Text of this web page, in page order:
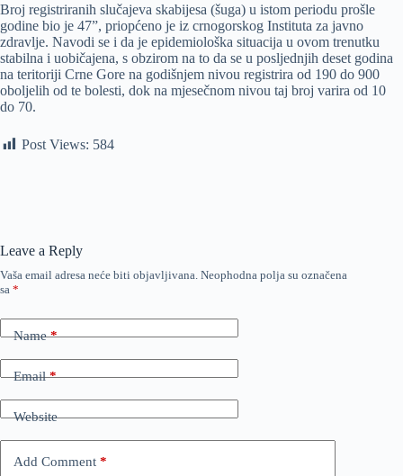
Broj registriranih slučajeva skabijesa (šuga) u istom periodu prošle
godine bio je 47”, priopćeno je iz crnogorskog Instituta za javno
zdravlje. Navodi se i da je epidemiološka situacija u ovom trenutku
stabilna i uobičajena, s obzirom na to da se u posljednjih deset godina
na teritoriji Crne Gore na godišnjem nivou registrira od 190 do 900
oboljelih od te bolesti, dok na mjesečnom nivou taj broj varira od 10
do 70.
Post Views: 584
Leave a Reply
Vaša email adresa neće biti objavljivana. Neophodna polja su označena
sa *
Name*
Email*
Website
Add Comment *